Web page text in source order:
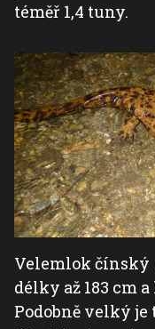
téměř 1,4 tuny.
Velemlok čínský
délky až 183 cm
Podobně velký